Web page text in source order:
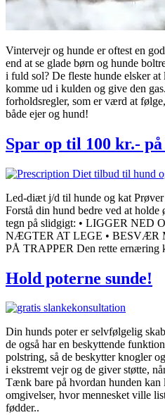
Vintervejr og hunde er oftest en
end at se glade børn og hunde
i fuld sol? De fleste hunde elsker
komme ud i kulden og give den
forholdsregler, som er værd at
både ejer og hund!
Spar op til 100 kr.-
Led-diæt j/d til hunde og kat
Forstå din hund bedre ved at holde
tegn på slidgigt: • LIGGER NED
NÆGTER AT LEGE • BESVÆR
PÅ TRAPPER Den rette
Hold poterne sunde!
Din hunds poter er selvfølgelig
de også har en beskyttende
polstring, så de beskytter knogler
i ekstremt vejr og de giver støtte,
Tænk bare på hvordan hunden kan
omgivelser, hvor mennesket ville
fødder..